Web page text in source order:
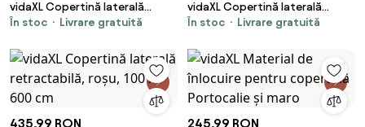
vidaXL Copertină laterală
retractabilă, verde închis,
În stoc Livrare gratuită
vidaXL Copertină laterală
retractabilă de terasă, roșu,
În stoc Livrare gratuită
435,99 RON 245,99 RON